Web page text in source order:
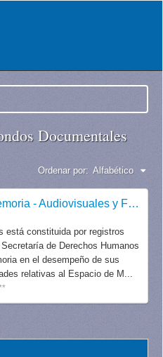
Documentales
Ordenar por: Alfabético
Archivo Nacional de la Memoria - Audiovisuales y Fotografías
está constituida por registros
de Derechos Humanos
en el desempeño de sus
relativas al Espacio de M...